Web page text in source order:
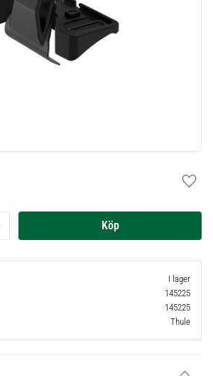
I lager
145225
145225
Thule